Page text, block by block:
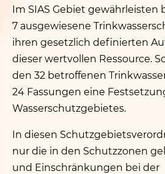
Im SIAS Gebiet gewährleisten
7 ausgewiesene
ihren gesetzlich definierten
dieser wertvollen Ressource.
den 32 betroffenen
24 Fassungen eine
Wasserschutzgebietes.
In diesen
nur die in den Schutzzonen
und Einschränkungen bei der